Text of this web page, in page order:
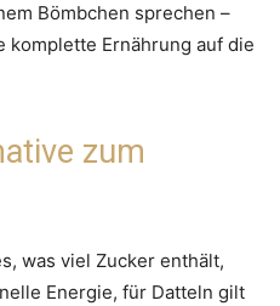
Bömbchen sprechen –
komplette Ernährung auf die
zum
was viel Zucker enthält,
Energie, für Datteln gilt